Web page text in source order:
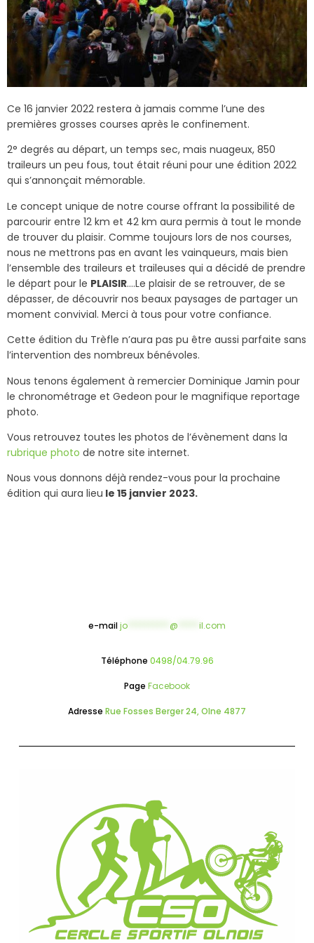
Ce 16 janvier 2022 restera à jamais comme l’une des
premières grosses courses après le confinement.
2° degrés au départ, un temps sec, mais nuageux, 850
traileurs un peu fous, tout était réuni pour une édition 2022
qui s’annonçait mémorable.
Le concept unique de notre course offrant la possibilité de
parcourir entre 12 km et 42 km aura permis à tout le monde
de trouver du plaisir. Comme toujours lors de nos courses,
nous ne mettrons pas en avant les vainqueurs, mais bien
l’ensemble des traileurs et traileuses qui a décidé de prendre
le départ pour le PLAISIR….Le plaisir de se retrouver, de se
dépasser, de découvrir nos beaux paysages de partager un
moment convivial. Merci à tous pour votre confiance.
Cette édition du Trèfle n’aura pas pu être aussi parfaite sans
l’intervention des nombreux bénévoles.
Nous tenons également à remercier Dominique Jamin pour
le chronométrage et Gedeon pour le magnifique reportage
photo.
Vous retrouvez toutes les photos de l’évènement dans la
rubrique photo de notre site internet.
Nous vous donnons déjà rendez-vous pour la prochaine
édition qui aura lieu le 15 janvier 2023.
e-mailjo @ il.com
Téléphone 0498/04.79.96
Page Facebook
Adresse Rue Fosses Berger 24, Olne 4877